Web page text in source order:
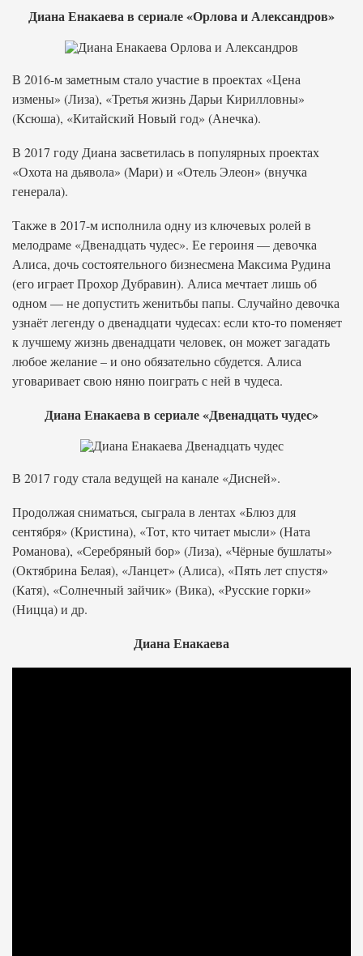
Диана Енакаева в сериале «Орлова и Александров»
В 2016-м заметным стало участие в проектах «Цена
измены» (Лиза), «Третья жизнь Дарьи Кирилловны»
(Ксюша), «Китайский Новый год» (Анечка).
В 2017 году Диана засветилась в популярных проектах
«Охота на дьявола» (Мари) и «Отель Элеон» (внучка
генерала).
Также в 2017-м исполнила одну из ключевых ролей в
мелодраме «Двенадцать чудес». Ее героиня — девочка
Алиса, дочь состоятельного бизнесмена Максима Рудина
(его играет Прохор Дубравин). Алиса мечтает лишь об
одном — не допустить женитьбы папы. Случайно девочка
узнаёт легенду о двенадцати чудесах: если кто-то поменяет
к лучшему жизнь двенадцати человек, он может загадать
любое желание – и оно обязательно сбудется. Алиса
уговаривает свою няню поиграть с ней в чудеса.
Диана Енакаева в сериале «Двенадцать чудес»
В 2017 году стала ведущей на канале «Дисней».
Продолжая сниматься, сыграла в лентах «Блюз для
сентября» (Кристина), «Тот, кто читает мысли» (Ната
Романова), «Серебряный бор» (Лиза), «Чёрные бушлаты»
(Октябрина Белая), «Ланцет» (Алиса), «Пять лет спустя»
(Катя), «Солнечный зайчик» (Вика), «Русские горки»
(Ницца) и др.
Диана Енакаева